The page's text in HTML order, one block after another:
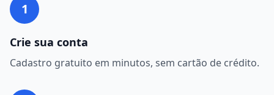
1
Crie sua conta
Cadastro gratuito em minutos, sem cartão de crédito.